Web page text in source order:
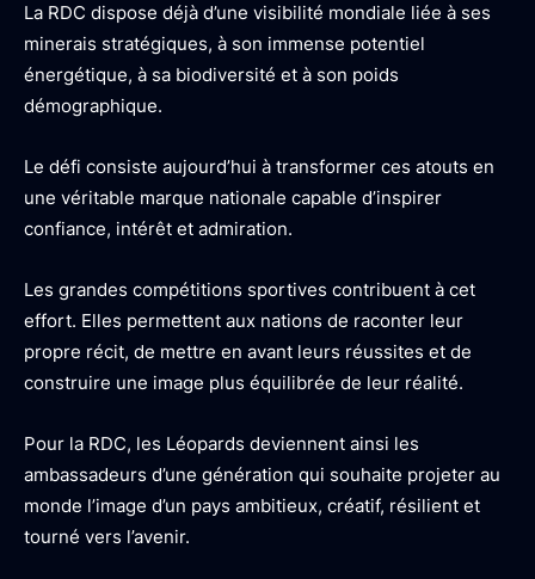
La RDC dispose déjà d’une visibilité mondiale liée à ses
minerais stratégiques, à son immense potentiel
énergétique, à sa biodiversité et à son poids
démographique.
Le défi consiste aujourd’hui à transformer ces atouts en
une véritable marque nationale capable d’inspirer
confiance, intérêt et admiration.
Les grandes compétitions sportives contribuent à cet
effort. Elles permettent aux nations de raconter leur
propre récit, de mettre en avant leurs réussites et de
construire une image plus équilibrée de leur réalité.
Pour la RDC, les Léopards deviennent ainsi les
ambassadeurs d’une génération qui souhaite projeter au
monde l’image d’un pays ambitieux, créatif, résilient et
tourné vers l’avenir.